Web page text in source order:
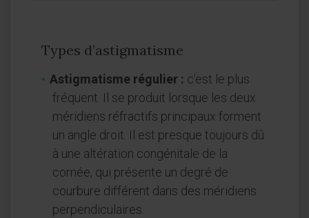
Types d’astigmatisme
Astigmatisme régulier : c’est le plus
fréquent. Il se produit lorsque les deux
méridiens réfractifs principaux forment
un angle droit. Il est presque toujours dû
à une altération congénitale de la
cornée, qui présente un degré de
courbure différent dans des méridiens
perpendiculaires.